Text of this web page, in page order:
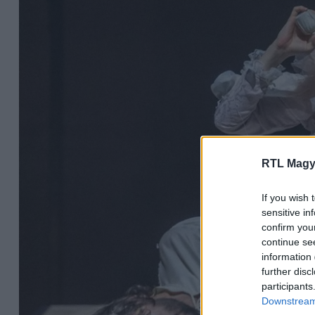
RTL
If you wish
sensitive
confirm
continue
information
further